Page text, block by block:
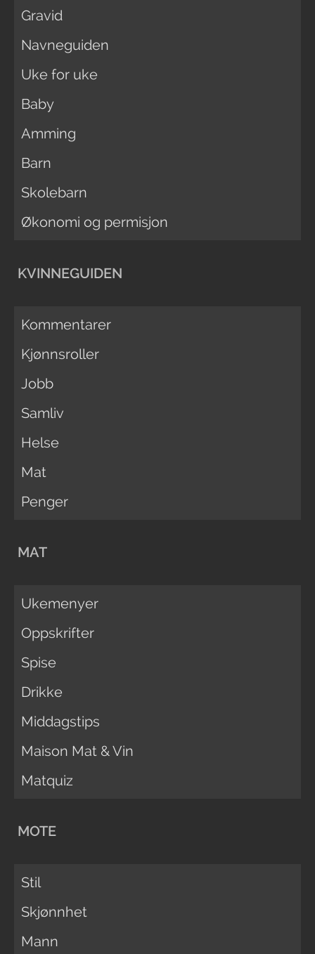
Gravid
Navneguiden
Uke for uke
Baby
Amming
Barn
Skolebarn
Økonomi og permisjon
KVINNEGUIDEN
Kommentarer
Kjønnsroller
Jobb
Samliv
Helse
Mat
Penger
MAT
Ukemenyer
Oppskrifter
Spise
Drikke
Middagstips
Maison Mat & Vin
Matquiz
MOTE
Stil
Skjønnhet
Mann